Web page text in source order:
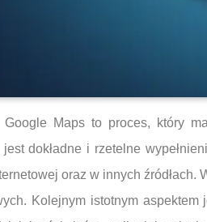
Google Maps to proces, który
dokładne i rzetelne
oraz w innych
Kolejnym istotnym